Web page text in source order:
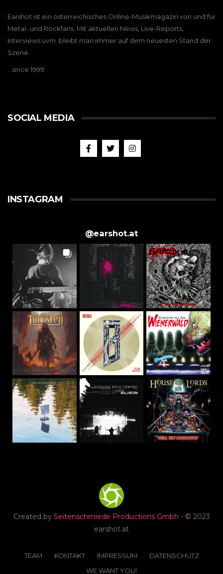
Earshot ist ein österreichisches Online-Musikmagazin von und für
Metal- und Rockfans. Mit aktuellen News, Live-Reports,
Interviews uvm. bleibt man immer auf dem neuesten Stand der
Szene.
…since 1999
SOCIAL MEDIA
INSTAGRAM
@earshot.at
Created by Seitenschmiede Productions Gmbh - © 2023
earshot.at
TEAM KONTAKT IMPRESSUM
DATENSCHUTZ
WE WANT YOU!